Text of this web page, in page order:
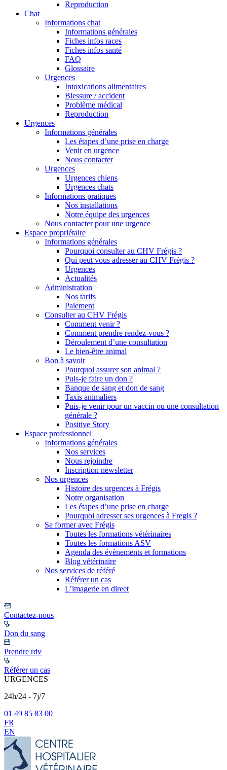
Reproduction
Chat
Informations chat
Informations générales
Fiches infos races
Fiches infos santé
FAQ
Glossaire
Urgences
Intoxications alimentaires
Blessure / accident
Problème médical
Reproduction
Urgences
Informations générales
Les étapes d’une prise en charge
Venir en urgence
Nous contacter
Urgences
Urgences chiens
Urgences chats
Informations pratiques
Nos installations
Notre équipe des urgences
Nous contacter pour une urgence
Espace propriétaire
Informations générales
Pourquoi consulter au CHV Frégis ?
Qui peut vous adresser au CHV Frégis ?
Urgences
Actualités
Administration
Nos tarifs
Paiement
Consulter au CHV Frégis
Comment venir ?
Comment prendre rendez-vous ?
Déroulement d’une consultation
Le bien-être animal
Bon à savoir
Pourquoi assurer son animal ?
Puis-je faire un don ?
Banque de sang et don de sang
Taxis animaliers
Puis-je venir pour un vaccin ou une consultation
générale ?
Positive Story
Espace professionnel
Informations générales
Nos services
Nous rejoindre
Inscription newsletter
Nos urgences
Histoire des urgences à Frégis
Notre organisation
Les étapes d’une prise en charge
Pourquoi adresser ses urgences à Fregis ?
Se former avec Frégis
Toutes les formations vétérinaires
Toutes les formations ASV
Agenda des évènements et formations
Blog vétérinaire
Nos services de référé
Référer un cas
L’imagerie en direct
Contactez-nous
Don du sang
Prendre rdv
Référer un cas
URGENCES
24h/24 - 7j/7
01 49 85 83 00
FR
EN